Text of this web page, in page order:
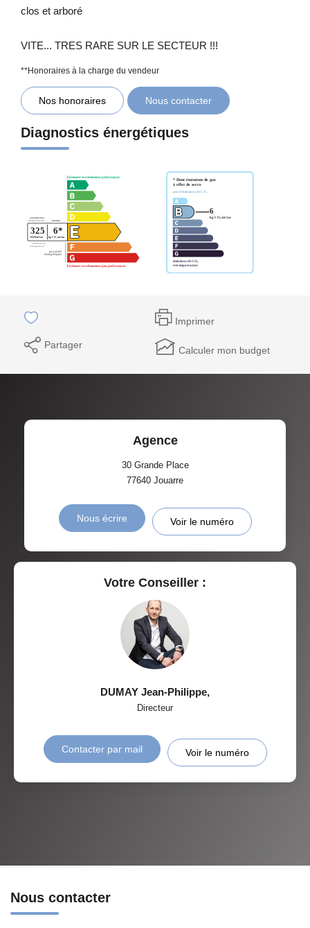
clos et arboré
VITE... TRES RARE SUR LE SECTEUR !!!
**Honoraires à la charge du vendeur
Nos honoraires Nous contacter
Diagnostics énergétiques
Imprimer
Partager Calculer mon budget
Agence
30 Grande Place
77640 Jouarre
Nous écrire Voir le numéro
Votre Conseiller :
DUMAY Jean-Philippe,
Directeur
Contacter par mail Voir le numéro
Nous contacter